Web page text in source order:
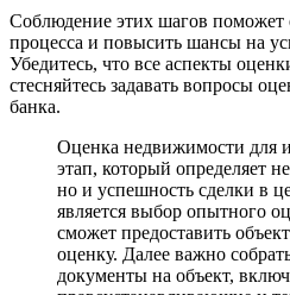
Соблюдение этих шагов поможет
процесса и повысить шансы на
Убедитесь, что все аспекты
стесняйтесь задавать вопросы
банка.
Оценка недвижимости для
этап, который определяет
но и успешность сделки в
является выбор опытного
сможет предоставить
оценку. Далее важно
документы на объект,